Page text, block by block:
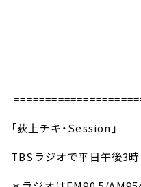
「荻上チキ・Session」
TBSラジオで平日午後3時